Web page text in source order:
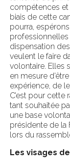
compétences et
biais de cette
pourra,
dispensation
veulent le faire
volontaire. Elles
en mesure
expérience, de
C’est pour cette
tant souhaitée
une base
présidente de la
lors du
Les visages